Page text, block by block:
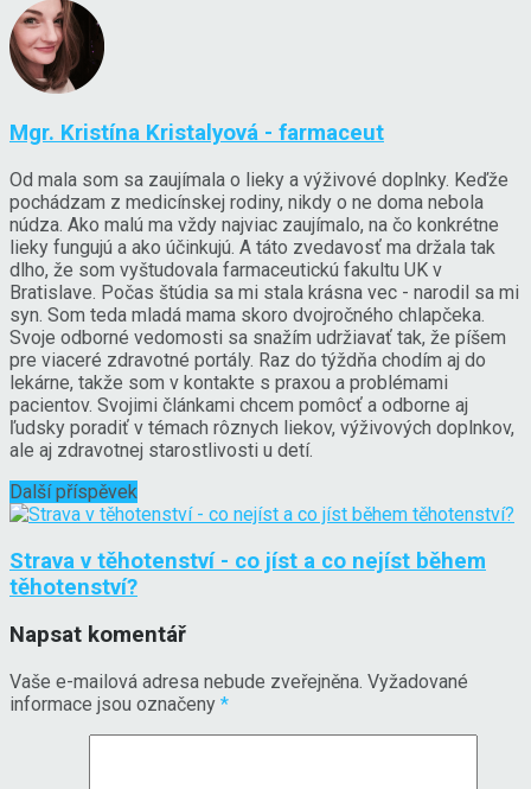
Mgr. Kristína Kristalyová - farmaceut
Od mala som sa zaujímala o lieky a výživové doplnky. Keďže
pochádzam z medicínskej rodiny, nikdy o ne doma nebola
núdza. Ako malú ma vždy najviac zaujímalo, na čo konkrétne
lieky fungujú a ako účinkujú. A táto zvedavosť ma držala tak
dlho, že som vyštudovala farmaceutickú fakultu UK v
Bratislave. Počas štúdia sa mi stala krásna vec - narodil sa mi
syn. Som teda mladá mama skoro dvojročného chlapčeka.
Svoje odborné vedomosti sa snažím udržiavať tak, že píšem
pre viaceré zdravotné portály. Raz do týždňa chodím aj do
lekárne, takže som v kontakte s praxou a problémami
pacientov. Svojimi článkami chcem pomôcť a odborne aj
ľudsky poradiť v témach rôznych liekov, výživových doplnkov,
ale aj zdravotnej starostlivosti u detí.
Další příspěvek
Strava v těhotenství - co jíst a co nejíst během
těhotenství?
Napsat komentář
Vaše e-mailová adresa nebude zveřejněna. Vyžadované
informace jsou označeny *